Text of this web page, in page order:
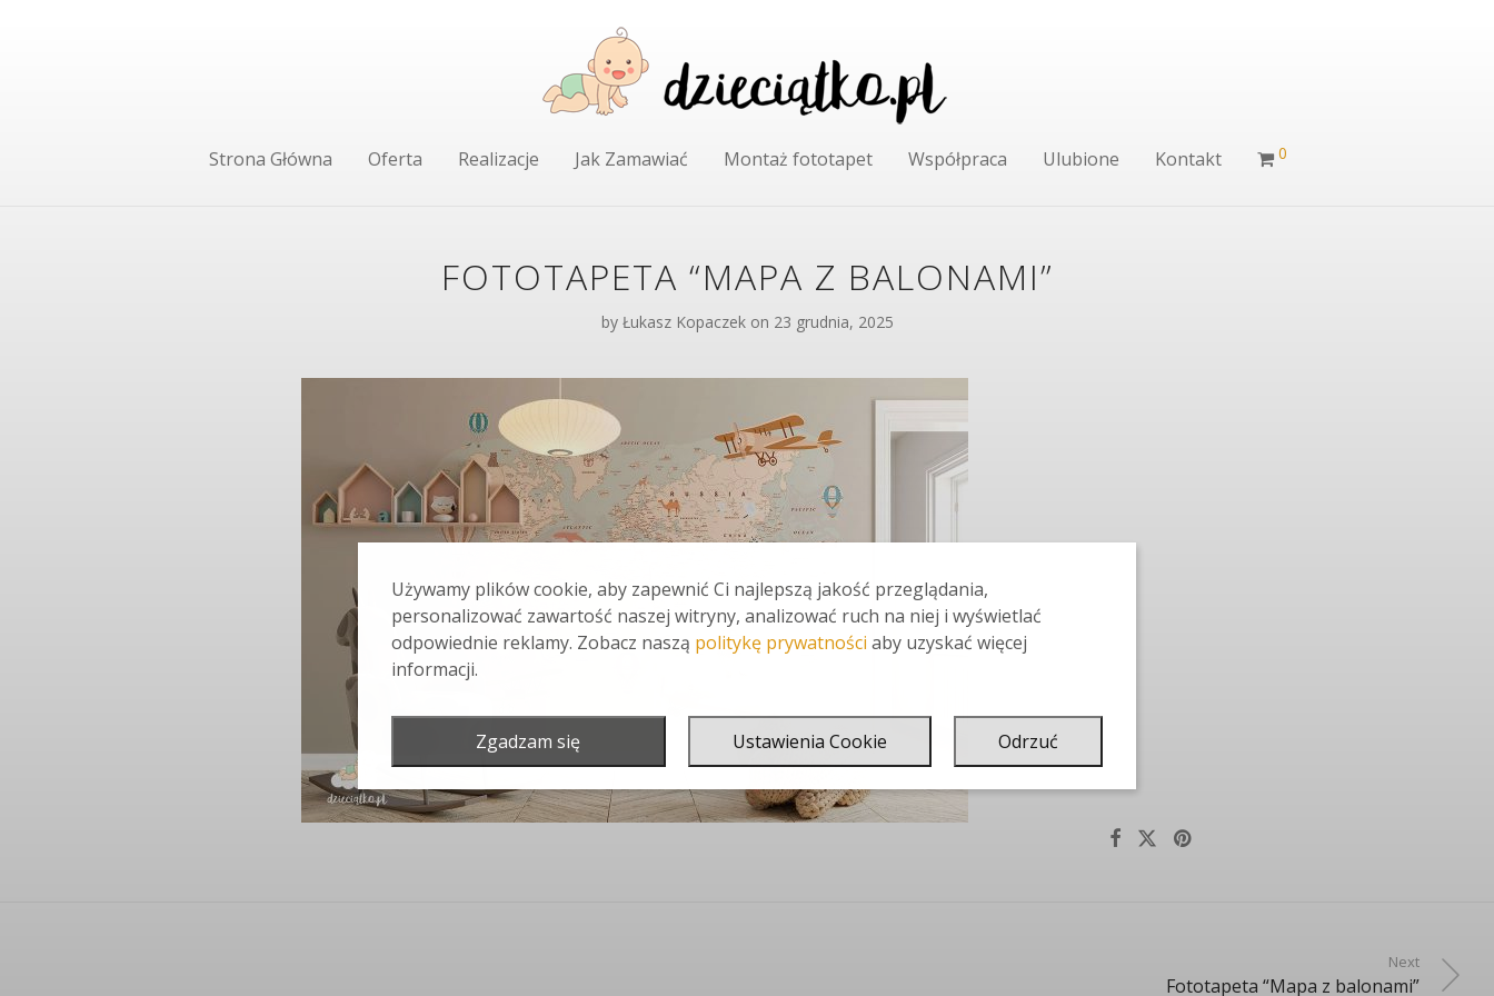
Strona Główna Oferta Realizacje Jak Zamawiać Montaż fototapet Współpraca Ulubione Kontakt 0
FOTOTAPETA “MAPA Z BALONAMI”
by Łukasz Kopaczek on 23 grudnia, 2025
Next
Fototapeta “Mapa z balonami”
Używamy plików cookie, aby zapewnić Ci najlepszą jakość przeglądania,
personalizować zawartość naszej witryny, analizować ruch na niej i wyświetlać
odpowiednie reklamy. Zobacz naszą politykę prywatności aby uzyskać więcej
informacji.
Zgadzam się Ustawienia Cookie Odrzuć